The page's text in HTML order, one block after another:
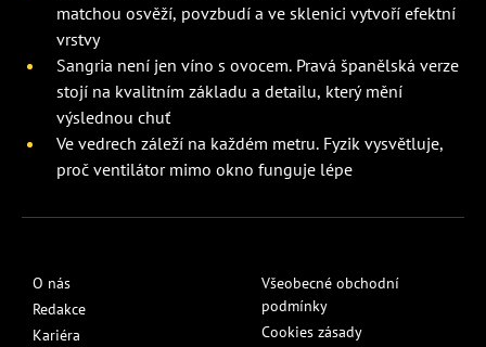
matchou osvěží, povzbudí a ve sklenici vytvoří efektní
vrstvy
Sangria není jen víno s ovocem. Pravá španělská verze
stojí na kvalitním základu a detailu, který mění
výslednou chuť
Ve vedrech záleží na každém metru. Fyzik vysvětluje,
proč ventilátor mimo okno funguje lépe
O nás
Redakce
Kariéra
Všeobecné obchodní
podmínky
Cookies zásady